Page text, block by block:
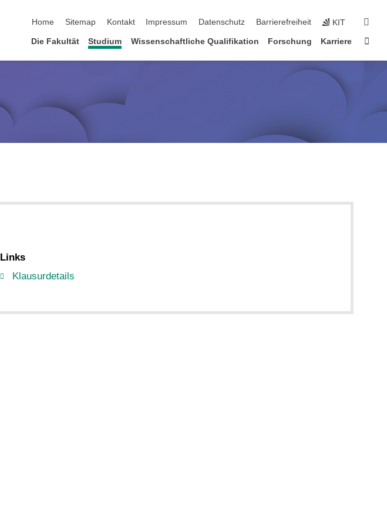
Home
Sitemap Kontakt Impressum Datenschutz Barrierefreiheit KIT
Die Fakultät Studium Wissenschaftliche Qualifikation Forschung Karriere
Links
Klausurdetails